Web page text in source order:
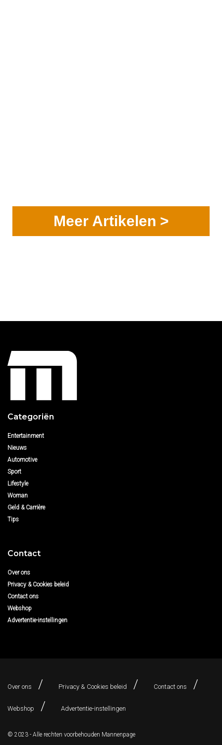
Meer Artikelen >
Categoriën
Entertainment
Nieuws
Automotive
Sport
Lifestyle
Woman
Geld & Carrière
Tips
Contact
Over ons
Privacy & Cookies beleid
Contact ons
Webshop
Advertentie-instellingen
Over ons Privacy & Cookies beleid Contact ons
Webshop Advertentie-instellingen
© 2023 - Alle rechten voorbehouden Mannenpage